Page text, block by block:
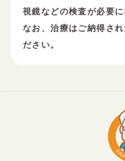
視鏡などの検査が必要
なお、治療はご納得さ
ださい。